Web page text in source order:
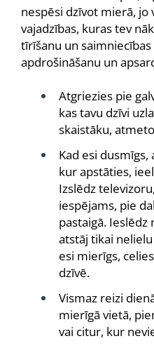
nespēsi dzīvot mierā, jo
vajadzības, kuras tev
tīrīšanu un
apdrošināšanu un
Atgriezies pie
kas tavu dzīvi
skaistāku,
Kad esi
kur apstāties,
Izslēdz
iespējams, pie
pastaigā.
atstāj tikai
esi mierīgs,
dzīvē.
Vismaz reizi
mierīgā vietā,
vai citur, kur